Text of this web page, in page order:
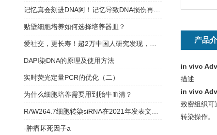
产品
in vivo
描述
in vivo
致密组织可
转染操作。
贴壁细胞培养如何选择培养器皿？
DAPI染DNA的原理及使用方法
实时荧光定量PCR的优化（二）
为什么细胞培养需要用到胎牛血清？
-肿瘤坏死因子a